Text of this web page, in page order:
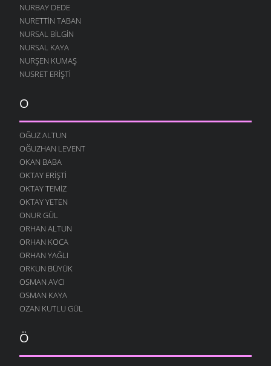
NURBAY DEDE
NURETTIN TABAN
NURSAL BILGIN
NURSAL KAYA
NURŞEN KUMAŞ
NUSRET ERIŞTI
O
OĞUZ ALTUN
OĞUZHAN LEVENT
OKAN BABA
OKTAY ERIŞTI
OKTAY TEMIZ
OKTAY YETEN
ONUR GÜL
ORHAN ALTUN
ORHAN KOCA
ORHAN YAĞLI
ORKUN BÜYÜK
OSMAN AVCI
OSMAN KAYA
OZAN KUTLU GÜL
Ö